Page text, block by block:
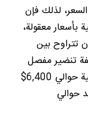
لذلك فإن
بأسعار معقولة،
تتراوح بين
تكلفة تنضير مفصل
الركبة بالمنظار في الولايات المتحدة الأمريكية حوالي 6,400$
حوالي